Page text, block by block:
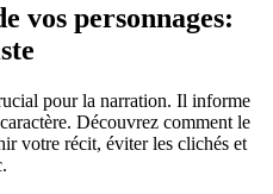
vos personnages:
pour la narration. Il informe
Découvrez comment le
votre récit, éviter les clichés et